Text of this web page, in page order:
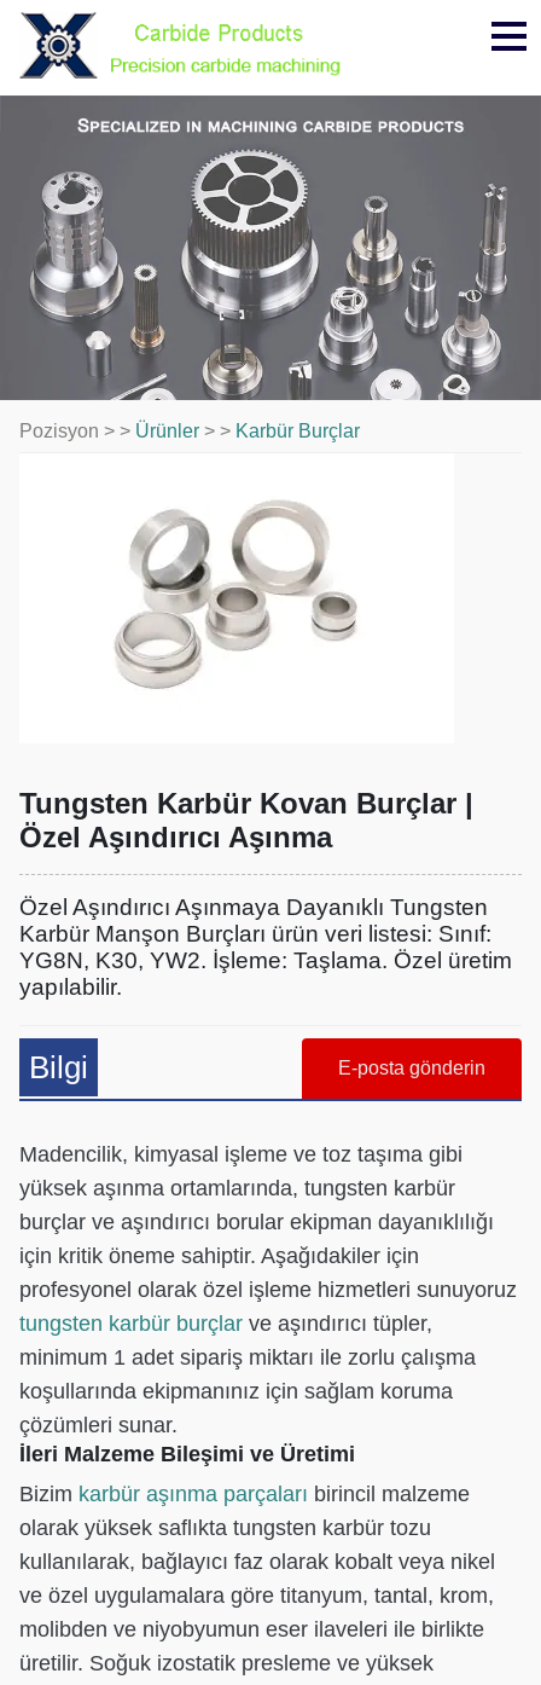
Pozisyon > > Ürünler > > Karbür Burçlar
Tungsten Karbür Kovan Burçlar |
Özel Aşındırıcı Aşınma
Özel Aşındırıcı Aşınmaya Dayanıklı Tungsten
Karbür Manşon Burçları ürün veri listesi: Sınıf:
YG8N, K30, YW2. İşleme: Taşlama. Özel üretim
yapılabilir.
Bilgi E-posta gönderin
Madencilik, kimyasal işleme ve toz taşıma gibi
yüksek aşınma ortamlarında, tungsten karbür
burçlar ve aşındırıcı borular ekipman dayanıklılığı
için kritik öneme sahiptir. Aşağıdakiler için
profesyonel olarak özel işleme hizmetleri sunuyoruz
tungsten karbür burçlar ve aşındırıcı tüpler,
minimum 1 adet sipariş miktarı ile zorlu çalışma
koşullarında ekipmanınız için sağlam koruma
çözümleri sunar.
İleri Malzeme Bileşimi ve Üretimi
Bizim karbür aşınma parçaları birincil malzeme
olarak yüksek saflıkta tungsten karbür tozu
kullanılarak, bağlayıcı faz olarak kobalt veya nikel
ve özel uygulamalara göre titanyum, tantal, krom,
molibden ve niyobyumun eser ilaveleri ile birlikte
üretilir. Soğuk izostatik presleme ve yüksek